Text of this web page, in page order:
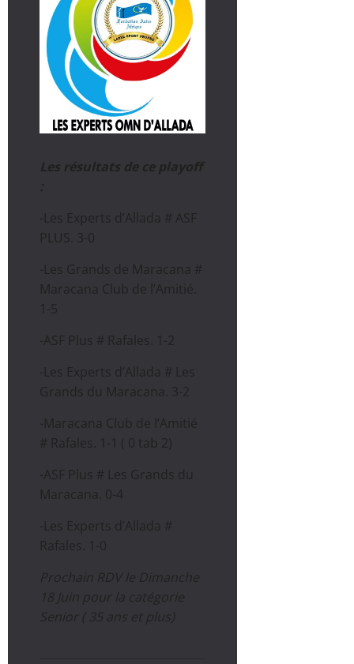
Les résultats de ce playoff
:
-Les Experts d’Allada # ASF
PLUS. 3-0
-Les Grands de Maracana #
Maracana Club de l’Amitié.
1-5
-ASF Plus # Rafales. 1-2
-Les Experts d’Allada # Les
Grands du Maracana. 3-2
-Maracana Club de l’Amitié
# Rafales. 1-1 ( 0 tab 2)
-ASF Plus # Les Grands du
Maracana. 0-4
-Les Experts d’Allada #
Rafales. 1-0
Prochain RDV le Dimanche
18 Juin pour la catégorie
Senior ( 35 ans et plus)